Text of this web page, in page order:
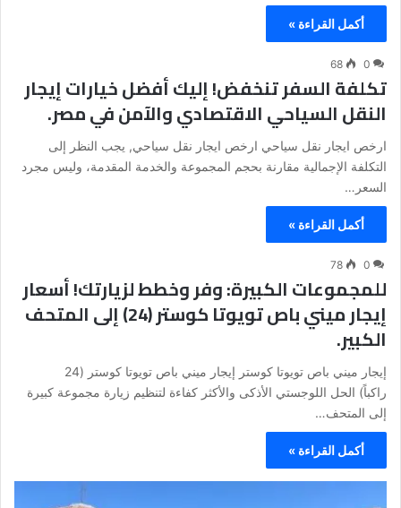
أكمل القراءة »
0
68
تكلفة السفر تنخفض! إليك أفضل خيارات إيجار
النقل السياحي الاقتصادي والآمن في مصر.
ارخص ايجار نقل سياحي ارخص ايجار نقل سياحي, يجب النظر إلى
التكلفة الإجمالية مقارنة بحجم المجموعة والخدمة المقدمة، وليس مجرد
السعر…
أكمل القراءة »
0
78
للمجموعات الكبيرة: وفر وخطط لزيارتك! أسعار
إيجار ميني باص تويوتا كوستر (24) إلى المتحف
الكبير.
إيجار ميني باص تويوتا كوستر إيجار ميني باص تويوتا كوستر (24
راكباً) الحل اللوجستي الأذكى والأكثر كفاءة لتنظيم زيارة مجموعة كبيرة
إلى المتحف…
أكمل القراءة »